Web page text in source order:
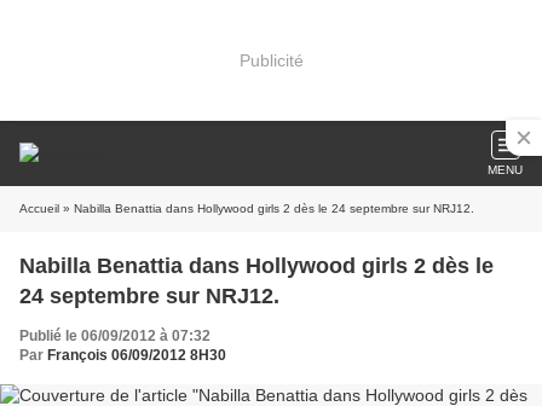
Publicité
MENU
Accueil » Nabilla Benattia dans Hollywood girls 2 dès le 24 septembre sur NRJ12.
Nabilla Benattia dans Hollywood girls 2 dès le
24 septembre sur NRJ12.
Publié le 06/09/2012 à 07:32
Par François 06/09/2012 8H30